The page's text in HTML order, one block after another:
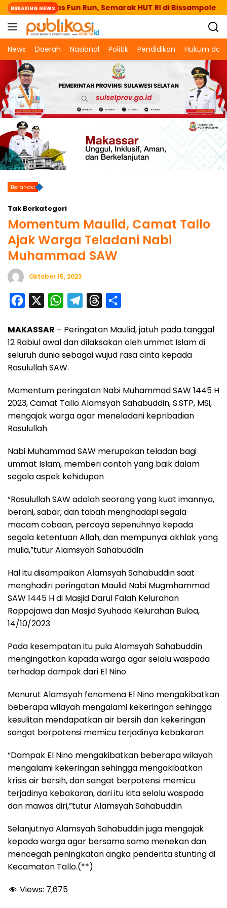
Langsung
ke
konten
BREAKING NEWS
Lepas Fun Run, Semarak HUT RI di Bissampole
News Daerah Nasional Politik Pendidikan Hukum dan
Beranda
Tak Berkategori
Momentum Maulid, Camat Tallo
Ajak Warga Teladani Nabi
Muhammad SAW
Oktober 15, 2023
c
e
b
o
k
W
a
t
s
p
p
l
e
g
a
m
r
e
a
s
a
r
e
MAKASSAR – Peringatan Maulid, jatuh pada tanggal
12 Rabiul awal dan dilaksakan oleh ummat Islam di
seluruh dunia sebagai wujud rasa cinta kepada
Rasulullah SAW.
Momentum peringatan Nabi Muhammad SAW 1445 H
2023, Camat Tallo Alamsyah Sahabuddin, S.STP, MSi,
mengajak warga agar meneladani kepribadian
Rasulullah
Nabi Muhammad SAW merupakan teladan bagi
ummat Islam, memberi contoh yang baik dalam
segala aspek kehidupan
“Rasulullah SAW adalah seorang yang kuat imannya,
berani, sabar, dan tabah menghadapi segala
macam cobaan, percaya sepenuhnya kepada
segala ketentuan Allah, dan mempunyai akhlak yang
mulia,”tutur Alamsyah Sahabuddin
Hal itu disampaikan Alamsyah Sahabuddin saat
menghadiri peringatan Maulid Nabi Mugmhammad
SAW 1445 H di Masjid Darul Falah Kelurahan
Rappojawa dan Masjid Syuhada Kelurahan Buloa,
14/10/2023
Pada kesempatan itu pula Alamsyah Sahabuddin
mengingatkan kapada warga agar selalu waspada
terhadap dampak dari El Nino
Menurut Alamsyah fenomena El Nino mengakibatkan
beberapa wilayah mengalami kekeringan sehingga
kesulitan mendapatkan air bersih dan kekeringan
sangat berpotensi memicu terjadinya kebakaran
“Dampak El Nino mengakibatkan beberapa wilayah
mengalami kekeringan sehingga mengakibatkan
krisis air bersih, dan sangat berpotensi memicu
terjadinya kebakaran, dari itu kita selalu waspada
dan mawas diri,”tutur Alamsyah Sahabuddin
Selanjutnya Alamsyah Sahabuddin juga mengajak
kepada warga agar bersama sama menekan dan
mencegah peningkatan angka penderita stunting di
Kecamatan Tallo.(**)
Views: 7,675